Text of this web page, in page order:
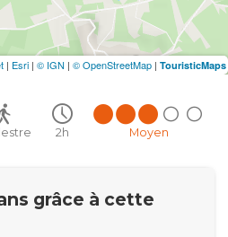
2h Moyen
grâce à cette
| Esri | © IGN | © OpenStreetMap | TouristicMaps